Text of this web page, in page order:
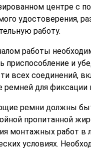
центре с
удостоверения,
работу.
работы
приспособление и
всех соединений,
ремней для фиксации
ремни должны
пропитанной
монтажных работ в
условиях.